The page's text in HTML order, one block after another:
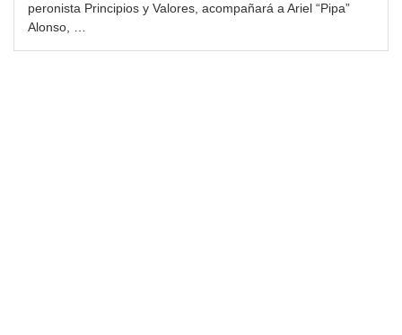
peronista Principios y Valores, acompañará a Ariel “Pipa”
Alonso, …